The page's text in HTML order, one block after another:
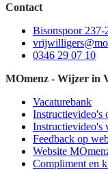
Contact
Bisonspoor 237-
0346 29 07 10
MOmenz - Wijzer in
Vacaturebank
Instructievideo's
Instructievideo's
Feedback op
Website
Compliment en